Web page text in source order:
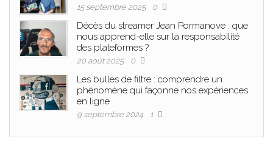
15 septembre 2025 0
Décès du streamer Jean Pormanove : que
nous apprend-elle sur la responsabilité
des plateformes ?
20 août 2025 0
Les bulles de filtre : comprendre un
phénomène qui façonne nos expériences
en ligne
9 septembre 2024 1